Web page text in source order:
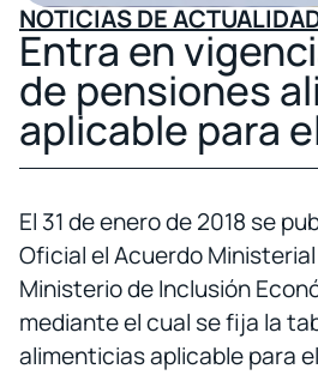
NOTICIAS DE
Entra en
de pensiones
aplicable para
El 31 de enero de 2018 se
Oficial el Acuerdo
Ministerio de Inclusión
mediante el cual se fija la
alimenticias aplicable para